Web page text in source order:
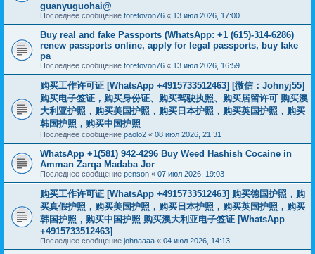
guanyuguohai@
Последнее сообщение toretovon76 « 13 июл 2026, 17:00
Buy real and fake Passports (WhatsApp: +1 (615)-314-6286)
renew passports online, apply for legal passports, buy fake
pa
Последнее сообщение toretovon76 « 13 июл 2026, 16:59
购买工作许可证 [WhatsApp +4915733512463] [微信：Johnyj55]
购买电子签证，购买身份证、购买驾驶执照、购买居留许可 购买澳
大利亚护照，购买美国护照，购买日本护照，购买英国护照，购买
韩国护照，购买中国护照
Последнее сообщение paolo2 « 08 июл 2026, 21:31
WhatsApp +1(581) 942-4296 Buy Weed Hashish Cocaine in
Amman Zarqa Madaba Jor
Последнее сообщение penson « 07 июл 2026, 19:03
购买工作许可证 [WhatsApp +4915733512463] 购买德国护照，购
买真假护照，购买美国护照，购买日本护照，购买英国护照，购买
韩国护照，购买中国护照 购买澳大利亚电子签证 [WhatsApp
+4915733512463]
Последнее сообщение johnaaaa « 04 июл 2026, 14:13